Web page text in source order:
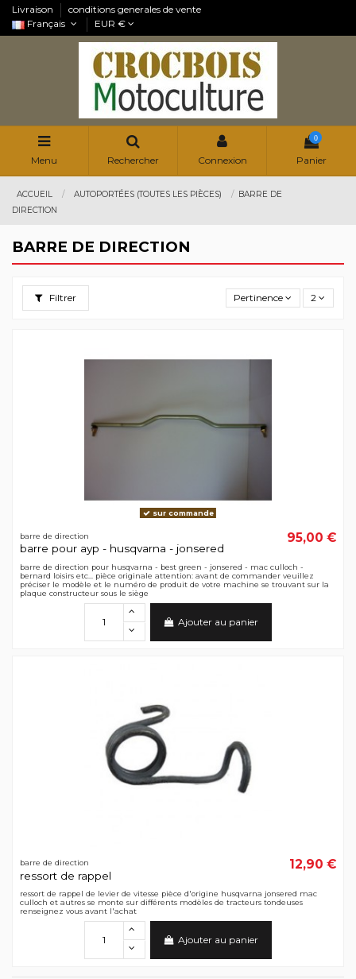
Livraison
conditions generales de vente
Français
EUR €
Menu Rechercher Connexion
0
Panier
ACCUEIL AUTOPORTÉES (TOUTES LES PIÈCES)
BARRE DE
DIRECTION
BARRE DE DIRECTION
Filtrer Pertinence 2
sur commande
barre de direction
barre pour ayp - husqvarna - jonsered
95,00 €
barre de direction pour husqvarna - best green - jonsered - mac culloch -
bernard loisirs etc... pièce originale attention: avant de commander veuillez
préciser le modèle et le numéro de produit de votre machine se trouvant sur la
plaque constructeur sous le siège
Ajouter au panier
barre de direction
ressort de rappel
12,90 €
ressort de rappel de levier de vitesse pièce d'origine husqvarna jonsered mac
culloch et autres se monte sur différents modèles de tracteurs tondeuses
renseignez vous avant l'achat
Ajouter au panier